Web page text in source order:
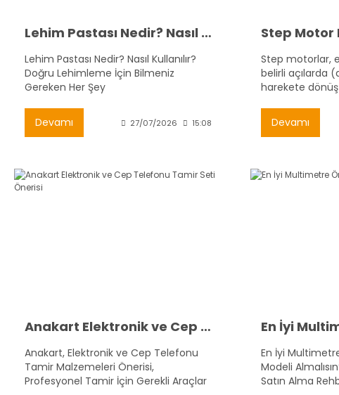
Lehim Pastası Nedir? Nasıl Kullanılır? | Elektronik Lehimleme Rehberi
Lehim Pastası Nedir? Nasıl Kullanılır?
Doğru Lehimleme İçin Bilmeniz
Gereken Her Şey
Devamı 27/07/2026 15:08
Step motorlar,
belirli açılarda
harekete
sağlarlar.
kullanılırlar
Devamı
Anakart Elektronik ve Cep Telefonu Tamir Seti Önerisi
Anakart, Elektronik ve Cep Telefonu
Tamir Malzemeleri Önerisi,
Profesyonel Tamir İçin Gerekli Araçlar
En İyi
Modeli
Satın Alma